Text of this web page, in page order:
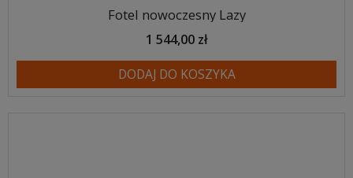
Fotel nowoczesny Lazy
1 544,00 zł
DODAJ DO KOSZYKA